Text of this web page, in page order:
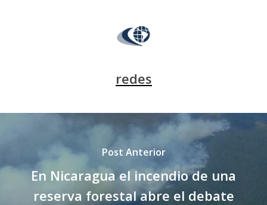
redes
Post Anterior
En Nicaragua el incendio de una
reserva forestal abre el debate